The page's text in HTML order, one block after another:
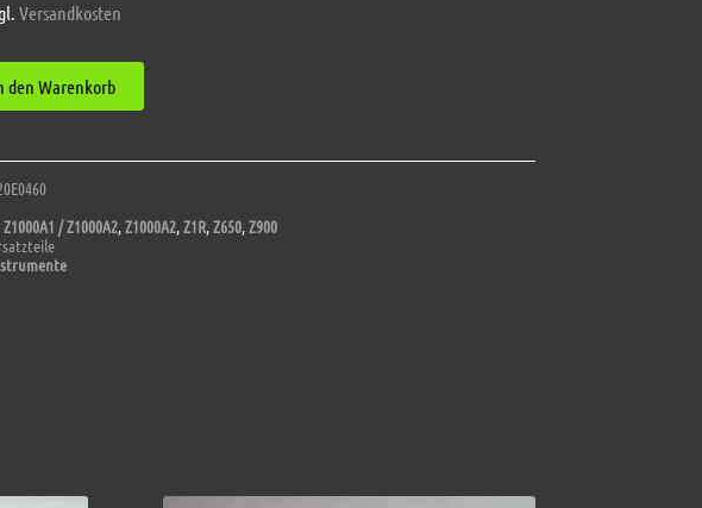
Versandkosten
den Warenkorb
Z1000A1 / Z1000A2,Z1000A2,Z1R,Z650,Z900